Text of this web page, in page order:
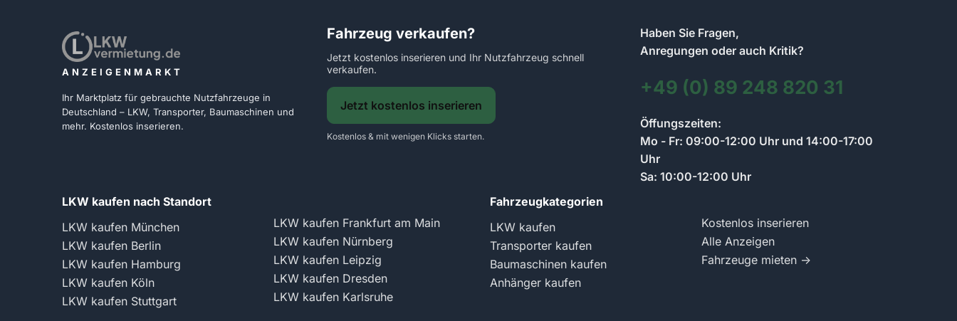
ANZEIGENMARKT
Ihr Marktplatz für gebrauchte Nutzfahrzeuge in
Deutschland – LKW, Transporter, Baumaschinen und
mehr. Kostenlos inserieren.
Fahrzeug verkaufen?
Jetzt kostenlos inserieren und Ihr Nutzfahrzeug schnell
verkaufen.
Jetzt kostenlos inserieren
Kostenlos & mit wenigen Klicks starten.
Haben Sie Fragen,
Anregungen oder auch Kritik?
+49 (0) 89 248 820 31
Öffungszeiten:
Mo - Fr: 09:00-12:00 Uhr und 14:00-17:00
Uhr
Sa: 10:00-12:00 Uhr
LKW kaufen nach Standort
LKW kaufen München
LKW kaufen Berlin
LKW kaufen Hamburg
LKW kaufen Köln
LKW kaufen Stuttgart
LKW kaufen Frankfurt am Main
LKW kaufen Nürnberg
LKW kaufen Leipzig
LKW kaufen Dresden
LKW kaufen Karlsruhe
Fahrzeugkategorien
LKW kaufen
Transporter kaufen
Baumaschinen kaufen
Anhänger kaufen
Kostenlos inserieren
Alle Anzeigen
Fahrzeuge mieten →
Kontakt zum Anzeigenmarkt-Team
Schreiben Sie uns Ihre Frage zum Anzeigenmarkt.